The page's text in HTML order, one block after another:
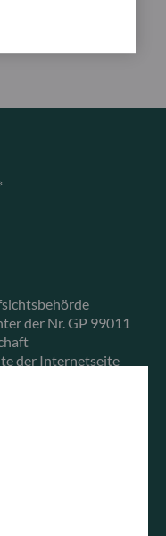
der Nr. GP 99011
der Internetseite